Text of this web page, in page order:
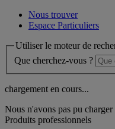
Nous trouver
Espace Particuliers
Utiliser le moteur de
Que cherchez-vous ?
chargement en cours...
Nous n'avons pas pu
Produits professionnels